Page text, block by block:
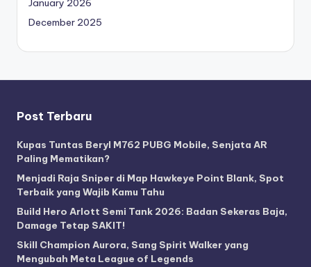
January 2026
December 2025
Post Terbaru
Kupas Tuntas Beryl M762 PUBG Mobile, Senjata AR
Paling Mematikan?
Menjadi Raja Sniper di Map Hawkeye Point Blank, Spot
Terbaik yang Wajib Kamu Tahu
Build Hero Arlott Semi Tank 2026: Badan Sekeras Baja,
Damage Tetap SAKIT!
Skill Champion Aurora, Sang Spirit Walker yang
Mengubah Meta League of Legends